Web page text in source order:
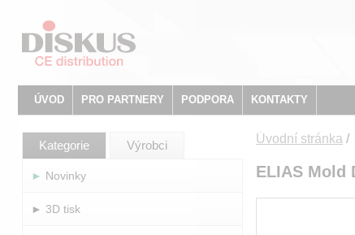
ÚVOD PRO PARTNERY PODPORA KONTAKTY
Kategorie Výrobci
► Novinky
► 3D tisk
Úvodní stránka /
ELIAS Mold